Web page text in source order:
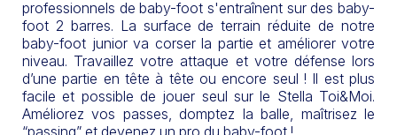
professionnels de baby-foot s'entraînent sur des baby-
foot 2 barres. La surface de terrain réduite de notre
baby-foot junior va corser la partie et améliorer votre
niveau. Travaillez votre attaque et votre défense lors
d’une partie en tête à tête ou encore seul ! Il est plus
facile et possible de jouer seul sur le Stella Toi&Moi.
Améliorez vos passes, domptez la balle, maîtrisez le
“passing” et devenez un pro du baby-foot !